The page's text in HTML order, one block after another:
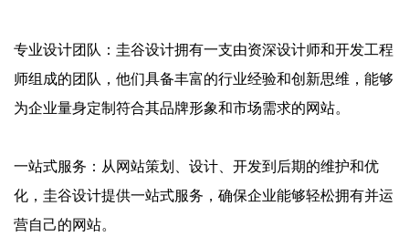
‌专业设计团队‌：圭谷设计拥有一支由资深设计师和开发工程
师组成的团队，他们具备丰富的行业经验和创新思维，能够
为企业量身定制符合其品牌形象和市场需求的网站。
‌一站式服务‌：从网站策划、设计、开发到后期的维护和优
化，圭谷设计提供一站式服务，确保企业能够轻松拥有并运
营自己的网站。